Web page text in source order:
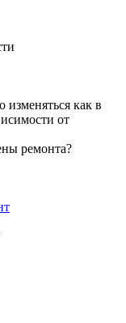
как в
от
ремонта?